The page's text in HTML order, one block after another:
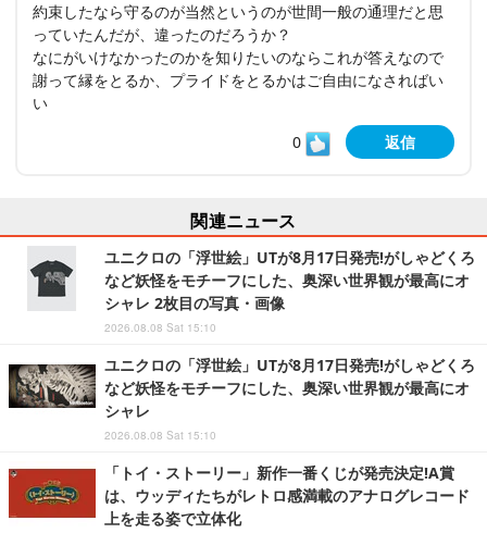
約束したなら守るのが当然というのが世間一般の通理だと思
っていたんだが、違ったのだろうか？
なにがいけなかったのかを知りたいのならこれが答えなので
謝って縁をとるか、プライドをとるかはご自由になさればい
い
0
返信
関連ニュース
ユニクロの「浮世絵」UTが8月17日発売!がしゃどくろ
など妖怪をモチーフにした、奥深い世界観が最高にオ
シャレ 2枚目の写真・画像
2026.08.08 Sat 15:10
ユニクロの「浮世絵」UTが8月17日発売!がしゃどくろ
など妖怪をモチーフにした、奥深い世界観が最高にオ
シャレ
2026.08.08 Sat 15:10
「トイ・ストーリー」新作一番くじが発売決定!A賞
は、ウッディたちがレトロ感満載のアナログレコード
上を走る姿で立体化